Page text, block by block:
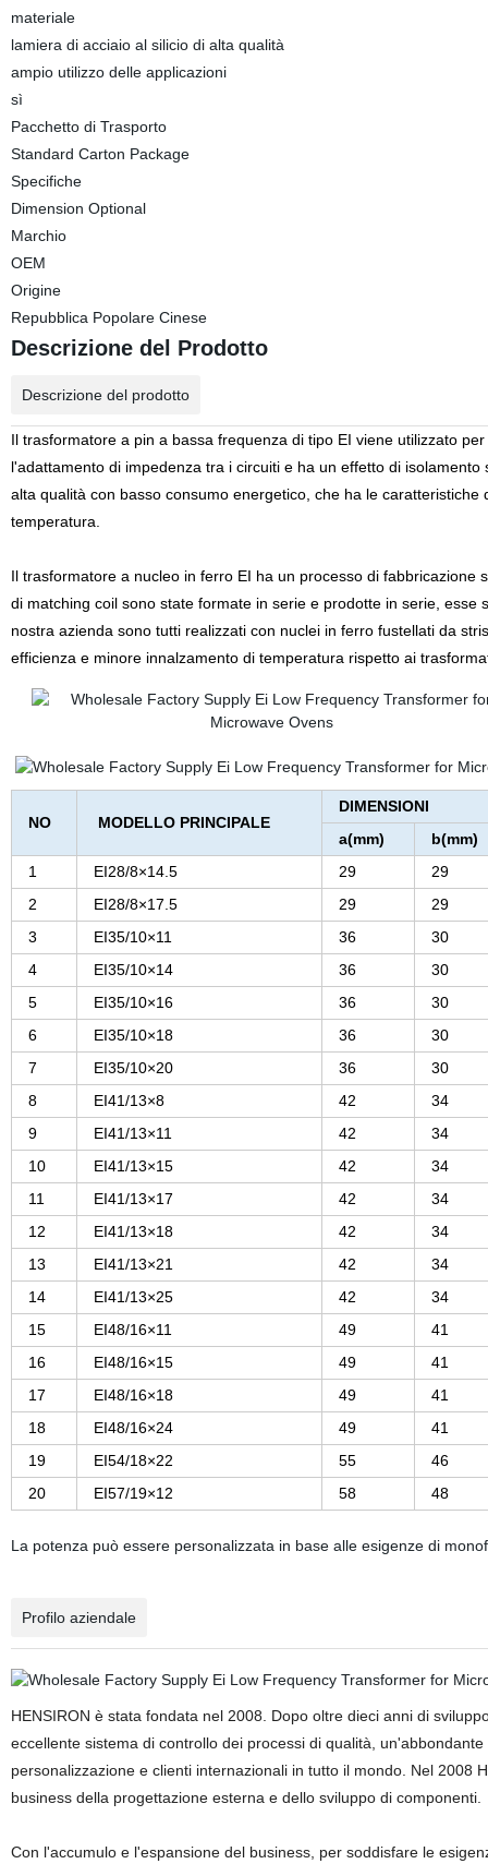
materiale
lamiera di acciaio al silicio di alta qualità
ampio utilizzo delle applicazioni
sì
Pacchetto di Trasporto
Standard Carton Package
Specifiche
Dimension Optional
Marchio
OEM
Origine
Repubblica Popolare Cinese
Descrizione del Prodotto
Descrizione del prodotto
Il trasformatore a pin a bassa frequenza di tipo EI viene utilizzato
l'adattamento di impedenza tra i circuiti e ha un effetto di
alta qualità con basso consumo energetico, che ha le
temperatura.
Il trasformatore a nucleo in ferro EI ha un processo di
di matching coil sono state formate in serie e prodotte in serie,
nostra azienda sono tutti realizzati con nuclei in ferro fustellati da
efficienza e minore innalzamento di temperatura rispetto ai
NO MODELLO PRINCIPALE
DIMENSIONI
a(mm)
b(mm)
1
EI28/8×14.5 29
29
2
EI28/8×17.5 29
29
3
EI35/10×11 36
30
4
EI35/10×14 36
30
5
EI35/10×16 36
30
6
EI35/10×18 36
30
7
EI35/10×20 36
30
8
EI41/13×8 42
34
9
EI41/13×11 42
34
10
EI41/13×15 42
34
11
EI41/13×17 42
34
12
EI41/13×18 42
34
13
EI41/13×21 42
34
14
EI41/13×25 42
34
15
EI48/16×11 49
41
16
EI48/16×15 49
41
17
EI48/16×18 49
41
18
EI48/16×24 49
41
19
EI54/18×22 55
46
20
EI57/19×12 58 48
La potenza può essere personalizzata in base alle esigenze di
Profilo aziendale
HENSIRON è stata fondata nel 2008. Dopo oltre dieci anni di
eccellente sistema di controllo dei processi di qualità,
personalizzazione e clienti internazionali in tutto il mondo. Nel 2008
business della progettazione esterna e dello sviluppo di componenti.
Con l'accumulo e l'espansione del business, per soddisfare le